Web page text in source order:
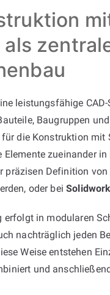
leistungsfähige
Baugruppen
die Konstruktion mit
Elemente zueinander
präzisen Definition
oder bei
erfolgt in modularen
nachträglich jeden
Weise entstehen
und